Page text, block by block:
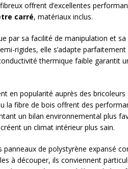
offrent d’excellentes
carré, matériaux inclus.
par sa facilité de manipulation et
rigides, elle s’adapte
thermique faible garantit
en popularité auprès des bricoleurs
la fibre de bois offrent des
un bilan environnemental plus
un climat intérieur plus sain.
panneaux de polystyrène expansé
à découper, ils conviennent